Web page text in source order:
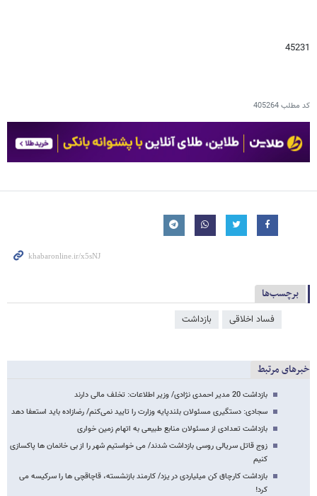
45231
کد مطلب405264
برچسب‌ها
فساد اخلاقی بازداشت
خبرهای مرتبط
بازداشت 20 مدیر احمدی نژادی/ وزیر اطلاعات: تخلف مالی دارند
سجادی: دستگیری مسئولان بلندپایه وزارت را تایید نمی‌کنم/ رضازاده باید استعفا دهد
بازداشت تعدادی از مسئولان منابع طبیعی به اتهام زمین خواری
زوج قاتل سریالی روسی بازداشت شدند/ می خواستیم شهر را از بی خانمان ها پاکسازی
کنیم
بازداشت کارچاق کن میلیاردی در یزد/ کارمند بازنشسته، قاچاقچی ها را سرکیسه می
کرد!